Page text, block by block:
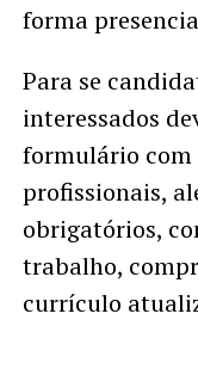
forma
Para se
interessados
formulário com
profissionais,
obrigatórios,
trabalho,
currículo